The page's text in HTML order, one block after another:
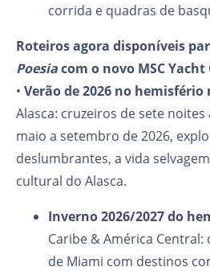
corrida e quadras de
Roteiros agora disponíveis
Poesiacom o novo MSC
• Verão de 2026 no hemisfério
Alasca: cruzeiros de sete
maio a setembro de 2026,
deslumbrantes, a vida
cultural do Alasca.
Inverno 2026/2027do
Caribe & América
de Miami com destinos